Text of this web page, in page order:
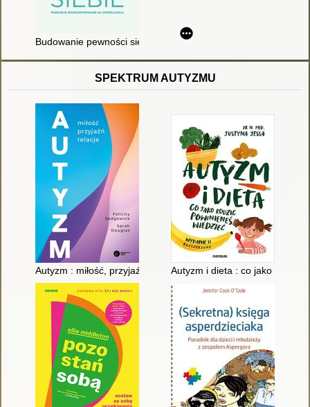
Budowanie pewności siebie : podejście skoncentrowane na
SPEKTRUM AUTYZMU
Autyzm : miłość, przyjaźń, relacjeAutyzm i dieta : co jako rodzic